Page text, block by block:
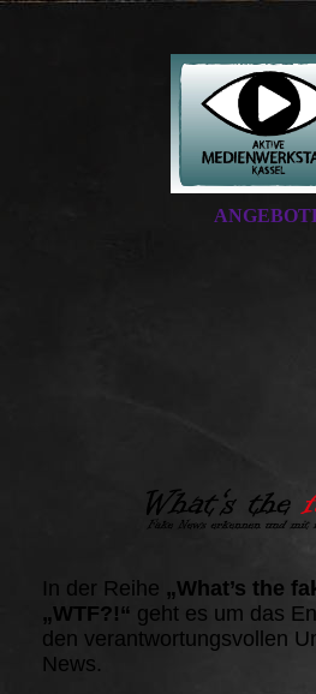
In der Reihe „What’s the
„WTF?!“ geht es um das
den verantwortungsvollen
News.